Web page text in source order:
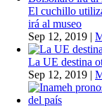
El cuchillo
irá al museo
Sep 12, 2019 |
La UE destina
Sep 12, 2019 |